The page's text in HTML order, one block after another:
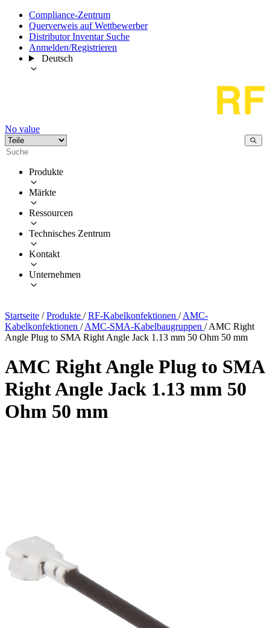
Compliance-Zentrum
Querverweis auf Wettbewerber
Distributor Inventar Suche
Anmelden/Registrieren
Deutsch
No value
Produkte
Märkte
Ressourcen
Technisches Zentrum
Kontakt
Unternehmen
Startseite / Produkte / RF-Kabelkonfektionen / AMC-
Kabelkonfektionen / AMC-SMA-Kabelbaugruppen / AMC Right
Angle Plug to SMA Right Angle Jack 1.13 mm 50 Ohm 50 mm
AMC Right Angle Plug to SMA
Right Angle Jack 1.13 mm 50
Ohm 50 mm